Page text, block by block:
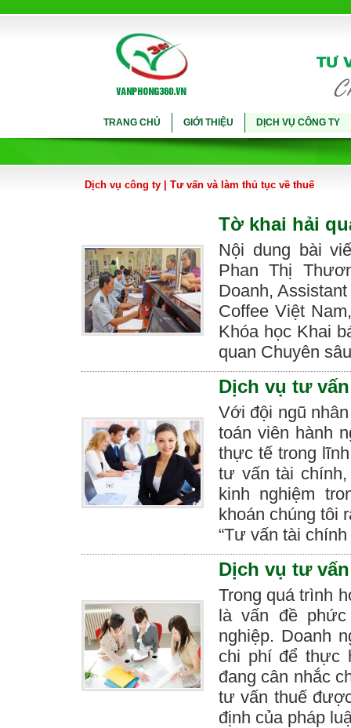
TRANG CHỦ GIỚI THIỆU DỊCH VỤ CÔNG TY
Dịch vụ công ty Tư vấn và làm thủ tục về thuế
Tờ khai hải
Nội dung bài
Phan Thị
Doanh,
Coffee Việt
Khóa học Khai
quan Chuyên
Dịch vụ tư
Với đội ngũ
toán viên hành
thực tế trong
tư vấn tài
kinh nghiệm
khoán chúng tôi
“Tư vấn tài chính
Dịch vụ tư
Trong quá trình
là vấn đề
nghiệp. Doanh
chi phí để thực
đang cân nhắc
tư vấn thuế
định của pháp